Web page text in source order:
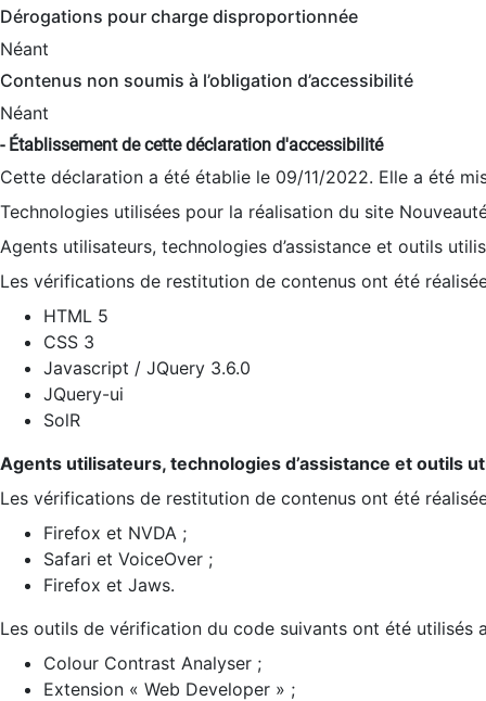
Dérogations pour charge disproportionnée
Néant
Contenus non soumis à l’obligation d’accessibilité
Néant
- Établissement de cette déclaration d'accessibilité
Cette déclaration a été établie le 09/11/2022. Elle a été
Technologies utilisées pour la réalisation du site
Agents utilisateurs, technologies d’assistance et outils
Les vérifications de restitution de contenus ont été
HTML 5
CSS 3
Javascript / JQuery 3.6.0
JQuery-ui
SolR
Agents utilisateurs, technologies d’assistance et outils
Les vérifications de restitution de contenus ont été
Firefox et NVDA ;
Safari et VoiceOver ;
Firefox et Jaws.
Les outils de vérification du code suivants ont été utilisés
Colour Contrast Analyser ;
Extension « Web Developer » ;